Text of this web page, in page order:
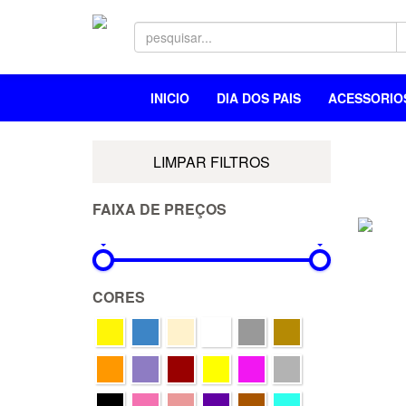
INICIO DIA DOS PAIS
LIMPAR FILTROS
FAIXA DE PREÇOS
CORES